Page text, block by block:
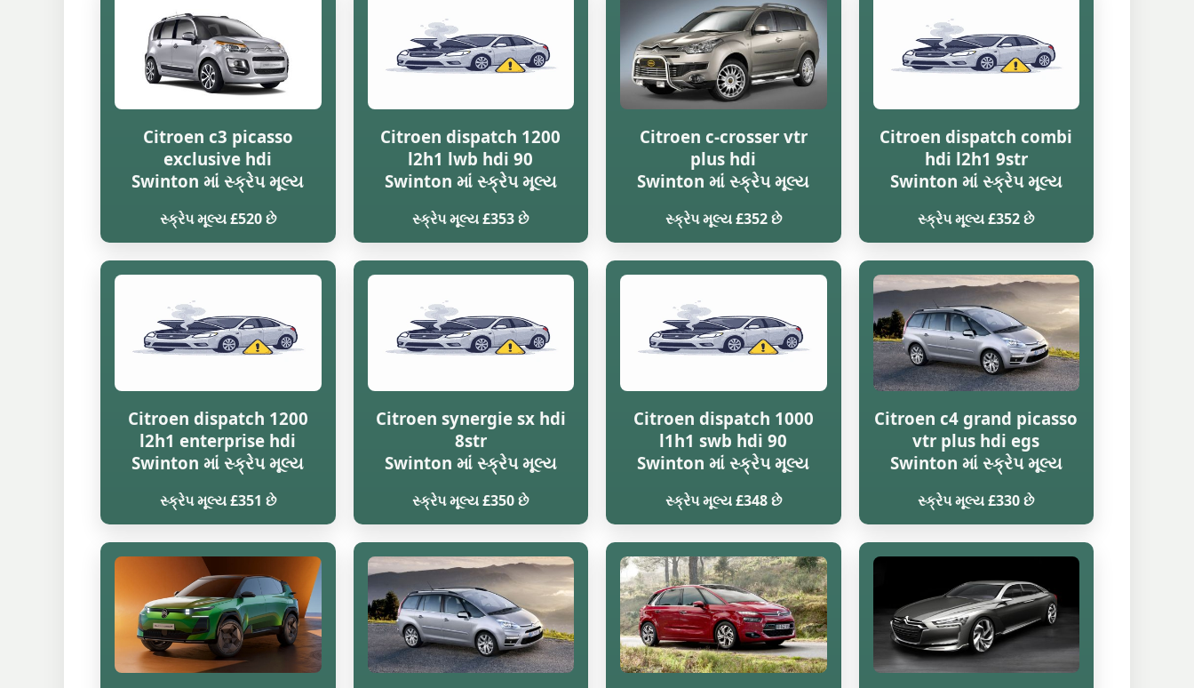
Citroen c3 picasso
exclusive hdi
Swinton માં સ્ક્રેપ મૂલ્ય
સ્ક્રેપ મૂલ્ય £520 છે
Citroen dispatch 1200
l2h1 lwb hdi 90
Swinton માં સ્ક્રેપ મૂલ્ય
સ્ક્રેપ મૂલ્ય £353 છે
Citroen c-crosser vtr
plus hdi
Swinton માં સ્ક્રેપ મૂલ્ય
સ્ક્રેપ મૂલ્ય £352 છે
Citroen dispatch combi
hdi l2h1 9str
Swinton માં સ્ક્રેપ મૂલ્ય
સ્ક્રેપ મૂલ્ય £352 છે
Citroen dispatch 1200
l2h1 enterprise hdi
Swinton માં સ્ક્રેપ મૂલ્ય
સ્ક્રેપ મૂલ્ય £351 છે
Citroen synergie sx hdi
8str
Swinton માં સ્ક્રેપ મૂલ્ય
સ્ક્રેપ મૂલ્ય £350 છે
Citroen dispatch 1000
l1h1 swb hdi 90
Swinton માં સ્ક્રેપ મૂલ્ય
સ્ક્રેપ મૂલ્ય £348 છે
Citroen c4 grand picasso
vtr plus hdi egs
Swinton માં સ્ક્રેપ મૂલ્ય
સ્ક્રેપ મૂલ્ય £330 છે